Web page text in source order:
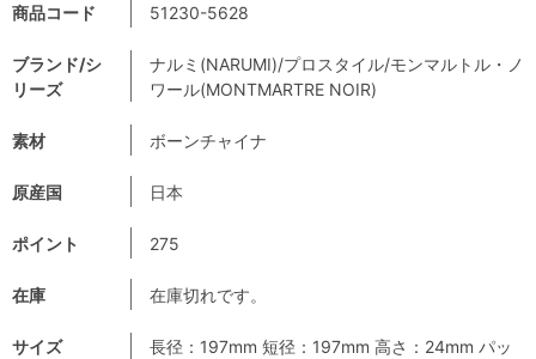
商品コード 51230-5628
ブランド/シ
リーズ
ナルミ(NARUMI)/プロスタイル/モンマルトル・ノ
ワール(MONTMARTRE NOIR)
素材 ボーンチャイナ
原産国 日本
ポイント 275
在庫 在庫切れです。
サイズ
長径：197mm 短径：197mm 高さ：24mm パッ